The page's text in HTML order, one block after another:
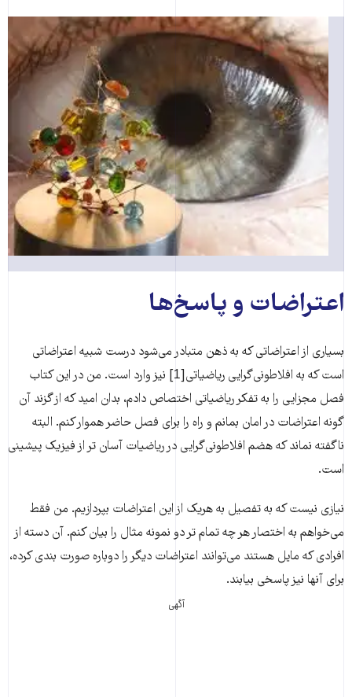
اعتراضات و پاسخ‌‌‌ها
بسیاری از اعتراضاتی که به ذهن متبادر می‌‌‌شود درست شبیه اعتراضاتی
است که به افلاطونی‌‌‌گرایی ریاضیاتی[1] نیز وارد است. من در این کتاب
فصل مجزایی را به تفکر ریاضیاتی اختصاص دادم، بدان امید که از گزند آن
گونه اعتراضات در امان بمانم و راه را برای فصل حاضر هموار کنم. البته
ناگفته نماند که هضم افلاطونی‌‌‌گرایی در ریاضیات آسان تر از فیزیک پیشینی
است.
نیازی نیست که به تفصیل به هریک از این اعتراضات بپردازیم. من فقط
می‌‌‌خواهم به اختصار هر چه تمام تر دو نمونه مثال را بیان کنم. آن دسته از
افرادی که مایل هستند می‌‌‌توانند اعتراضات دیگر را دوباره صورت بندی کرده،
برای آنها نیز پاسخی بیابند.
آگهی